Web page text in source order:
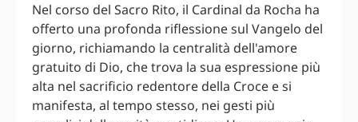
Nel corso del Sacro Rito, il Cardinal da Rocha ha
offerto una profonda riflessione sul Vangelo del
giorno, richiamando la centralità dell'amore
gratuito di Dio, che trova la sua espressione più
alta nel sacrificio redentore della Croce e si
manifesta, al tempo stesso, nei gesti più